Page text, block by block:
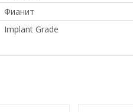
Фианит
Implant Grade